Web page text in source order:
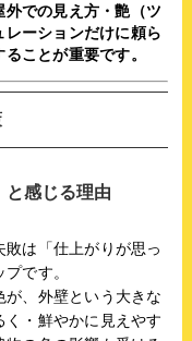
での見え方・艶（ツ
ーションだけに頼ら
ことが重要です。
感じる理由
は「仕上がりが思っ
です。
、外壁という大きな
・鮮やかに見えやす